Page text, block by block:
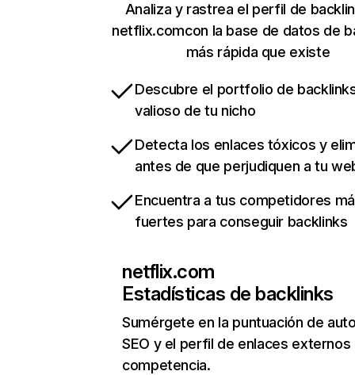
Analiza y rastrea el perfil de
netflix.comcon la base de datos de
más rápida que existe
Descubre el portfolio de
valioso de tu nicho
Detecta los enlaces tóxicos y
antes de que perjudiquen a tu
Encuentra a tus competidores
fuertes para conseguir backlinks
netflix.com
Estadísticas de backlinks
Sumérgete en la puntuación de
SEO y el perfil de enlaces externos
competencia.